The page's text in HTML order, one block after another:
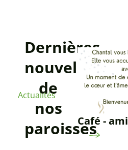
Actualités
Dernières
nouvelles
de
nos
paroisses
Café -